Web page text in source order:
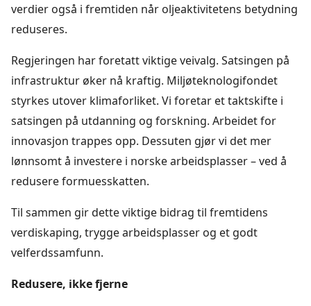
verdier også i fremtiden når oljeaktivitetens betydning
reduseres.
Regjeringen har foretatt viktige veivalg. Satsingen på
infrastruktur øker nå kraftig. Miljøteknologifondet
styrkes utover klimaforliket. Vi foretar et taktskifte i
satsingen på utdanning og forskning. Arbeidet for
innovasjon trappes opp. Dessuten gjør vi det mer
lønnsomt å investere i norske arbeidsplasser – ved å
redusere formuesskatten.
Til sammen gir dette viktige bidrag til fremtidens
verdiskaping, trygge arbeidsplasser og et godt
velferdssamfunn.
Redusere, ikke fjerne